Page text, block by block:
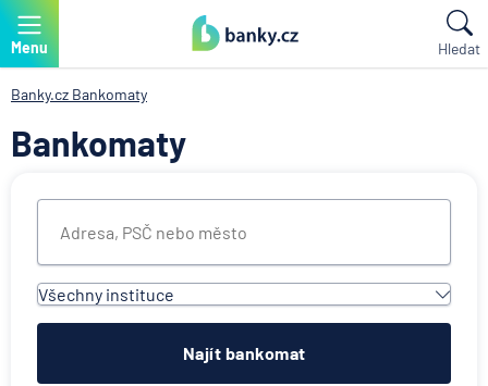
Menu Hledat
Banky.cz Bankomaty
Bankomaty
Všechny instituce
Všechny instituce
Najít bankomat